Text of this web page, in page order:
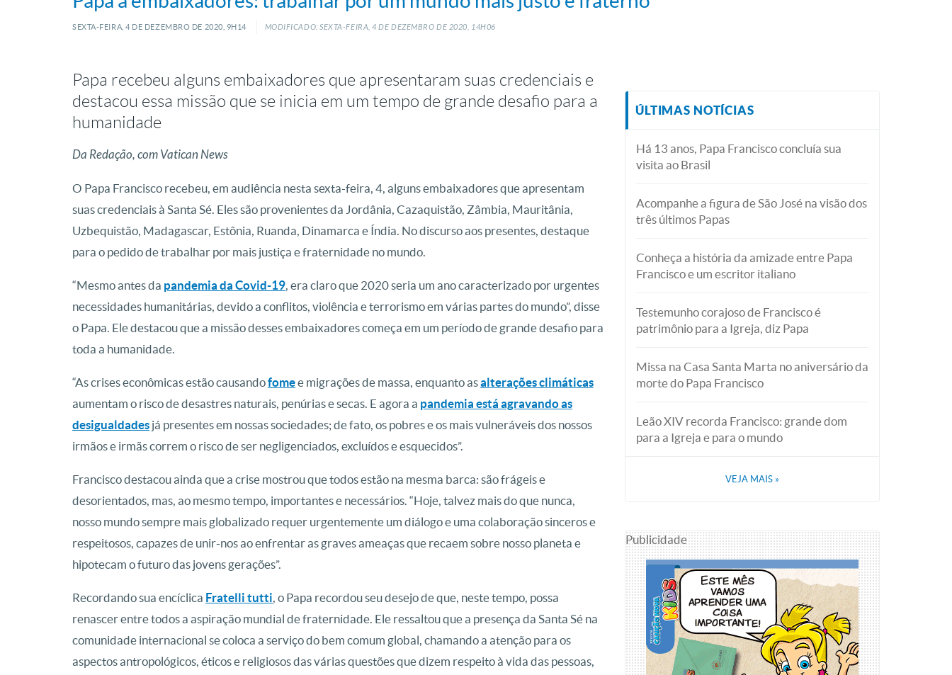
SEXTA-FEIRA, 4 DE DEZEMBRO DE 2020, 9H14 MODIFICADO: SEXTA-FEIRA, 4 DEDEZEMBRO DE 2020, 14H06
Papa recebeu alguns embaixadores que apresentaram suas credenciais e
destacou essa missão que se inicia em um tempo de grande desafio para a
humanidade
Da Redação, com Vatican News
O Papa Francisco recebeu, em audiência nesta sexta-feira, 4, alguns embaixadores que apresentam
suas credenciais à Santa Sé. Eles são provenientes da Jordânia, Cazaquistão, Zâmbia, Mauritânia,
Uzbequistão, Madagascar, Estônia, Ruanda, Dinamarca e Índia. No discurso aos presentes, destaque
para o pedido de trabalhar por mais justiça e fraternidade no mundo.
“Mesmo antes da pandemia da Covid-19, era claro que 2020 seria um ano caracterizado por urgentes
necessidades humanitárias, devido a conflitos, violência e terrorismo em várias partes do mundo”, disse
o Papa. Ele destacou que a missão desses embaixadores começa em um período de grande desafio para
toda a humanidade.
“As crises econômicas estão causandofomee migrações de massa, enquanto asalterações climáticas
aumentam o risco de desastres naturais, penúrias e secas. E agora a pandemia está agravando as
desigualdades já presentes em nossas sociedades; de fato, os pobres e os mais vulneráveis dos nossos
irmãos e irmãs correm o risco de ser negligenciados, excluídos e esquecidos”.
Francisco destacou ainda que a crise mostrou que todos estão na mesma barca: são frágeis e
desorientados, mas, ao mesmo tempo, importantes e necessários. “Hoje, talvez mais do que nunca,
nosso mundo sempre mais globalizado requer urgentemente um diálogo e uma colaboração sinceros e
respeitosos, capazes de unir-nos ao enfrentar as graves ameaças que recaem sobre nosso planeta e
hipotecam o futuro das jovens gerações”.
Recordando sua encíclica Fratelli tutti, o Papa recordou seu desejo de que, neste tempo, possa
renascer entre todos a aspiração mundial de fraternidade. Ele ressaltou que a presença da Santa Sé na
comunidade internacional se coloca a serviço do bem comum global, chamando a atenção para os
aspectos antropológicos, éticos e religiosos das várias questões que dizem respeito à vida das pessoas,
ÚLTIMAS NOTÍCIAS
Há 13 anos, Papa Francisco concluía sua
visita ao Brasil
Acompanhe a figura de São José na visão dos
três últimos Papas
Conheça a história da amizade entre Papa
Francisco e um escritor italiano
Testemunho corajoso de Francisco é
patrimônio para a Igreja, diz Papa
Missa na Casa Santa Marta no aniversário da
morte do Papa Francisco
Leão XIV recorda Francisco: grande dom
para a Igreja e para o mundo
VEJA MAIS »
Publicidade